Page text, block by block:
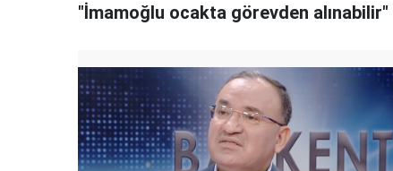
"İmamoğlu ocakta görevden alınabilir"